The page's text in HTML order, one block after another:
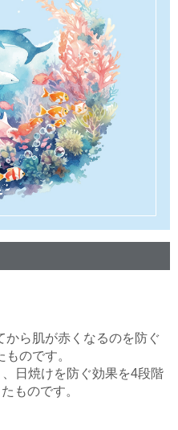
から肌が赤くなるのを防ぐ
のです。
日焼けを防ぐ効果を4段階
ものです。